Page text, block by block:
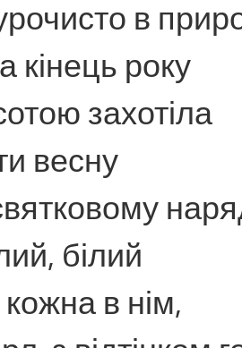
в
кінець року
захотіла
весну
білий
кожна в нім,